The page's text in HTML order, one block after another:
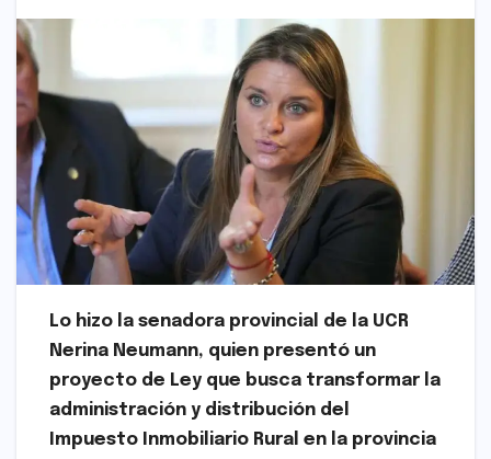
Lo hizo la senadora provincial de la UCR
Nerina Neumann, quien presentó un
proyecto de Ley que busca transformar la
administración y distribución del
Impuesto Inmobiliario Rural en la provincia